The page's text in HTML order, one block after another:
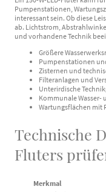
Pumpenstationen,
interessant sein. Ob diese
ab. Lichtstrom,
und vorhandene Technik
Größere
Pumpenstationen
Zisternen und
Filteranlagen und
Unterirdische
Kommunale Wasser-
Wartungsflächen mit
Technische
Fluters
Merkmal